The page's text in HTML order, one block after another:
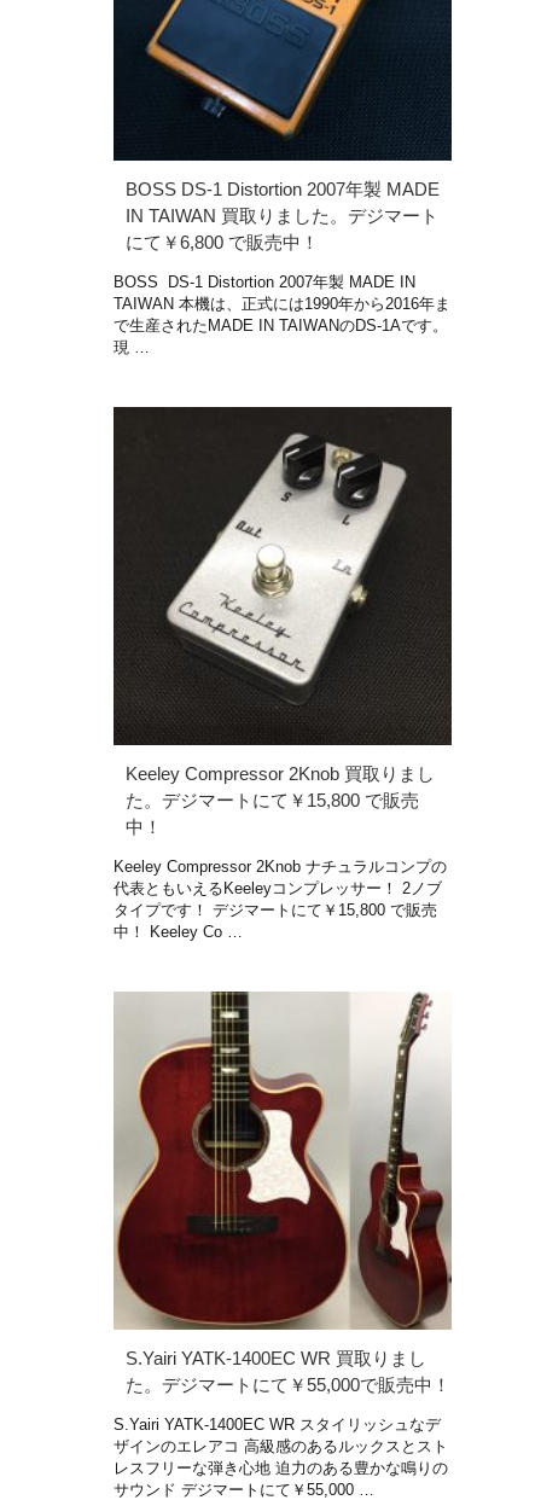
BOSS DS-1 Distortion 2007年製 MADE
IN TAIWAN 買取りました。デジマート
にて￥6,800 で販売中！
BOSS DS-1 Distortion 2007年製 MADE IN
TAIWAN 本機は、正式には1990年から2016年ま
で生産されたMADE IN TAIWANのDS-1Aです。
現 …
Keeley Compressor 2Knob 買取りまし
た。デジマートにて￥15,800 で販売
中！
Keeley Compressor 2Knob ナチュラルコンプの
代表ともいえるKeeleyコンプレッサー！ 2ノブ
タイプです！ デジマートにて￥15,800 で販売
中！ Keeley Co …
S.Yairi YATK-1400EC WR 買取りまし
た。デジマートにて￥55,000で販売中！
S.Yairi YATK-1400EC WR スタイリッシュなデ
ザインのエレアコ 高級感のあるルックスとスト
レスフリーな弾き心地 迫力のある豊かな鳴りの
サウンド デジマートにて￥55,000 …